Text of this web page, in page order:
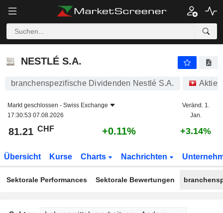
NESTLÉ S.A.
NESTLÉ S.A.
branchenspezifische Dividenden Nestlé S.A. Aktien
Markt geschlossen - Swiss Exchange
17:30:53 07.08.2026
Veränd. 1.
Jan.
81.21 CHF +0.11% +3.14%
Übersicht Kurse Charts Nachrichten
Sektorale Performances Sektorale Bewertungen